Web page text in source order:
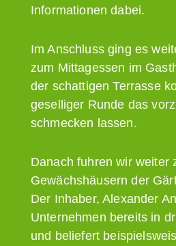
Informationen dabei.
Im Anschluss ging es
zum Mittagessen im
der schattigen Terrasse
geselliger Runde das
schmecken lassen.
Danach fuhren wir weiter
Gewächshäusern der
Der Inhaber, Alexander
Unternehmen bereits in
und beliefert